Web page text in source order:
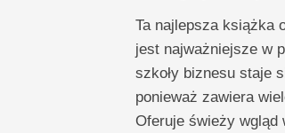
Ta najlepsza książka
jest najważniejsze w
szkoły biznesu staje
ponieważ zawiera
Oferuje świeży wgląd